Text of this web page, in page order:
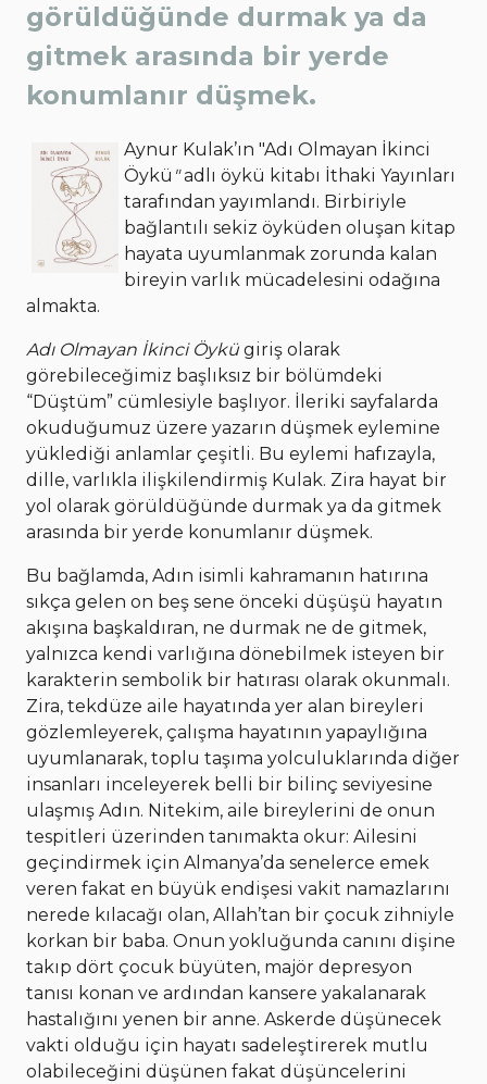
görüldüğünde durmak ya da
gitmek arasında bir yerde
konumlanır düşmek.
Aynur Kulak’ın "Adı Olmayan İkinci
Öykü "adlı öykü kitabı İthaki Yayınları
tarafından yayımlandı. Birbiriyle
bağlantılı sekiz öyküden oluşan kitap
hayata uyumlanmak zorunda kalan
bireyin varlık mücadelesini odağına
almakta.
Adı Olmayan İkinci Öykü giriş olarak
görebileceğimiz başlıksız bir bölümdeki
“Düştüm” cümlesiyle başlıyor. İleriki sayfalarda
okuduğumuz üzere yazarın düşmek eylemine
yüklediği anlamlar çeşitli. Bu eylemi hafızayla,
dille, varlıkla ilişkilendirmiş Kulak. Zira hayat bir
yol olarak görüldüğünde durmak ya da gitmek
arasında bir yerde konumlanır düşmek.
Bu bağlamda, Adın isimli kahramanın hatırına
sıkça gelen on beş sene önceki düşüşü hayatın
akışına başkaldıran, ne durmak ne de gitmek,
yalnızca kendi varlığına dönebilmek isteyen bir
karakterin sembolik bir hatırası olarak okunmalı.
Zira, tekdüze aile hayatında yer alan bireyleri
gözlemleyerek, çalışma hayatının yapaylığına
uyumlanarak, toplu taşıma yolculuklarında diğer
insanları inceleyerek belli bir bilinç seviyesine
ulaşmış Adın. Nitekim, aile bireylerini de onun
tespitleri üzerinden tanımakta okur: Ailesini
geçindirmek için Almanya’da senelerce emek
veren fakat en büyük endişesi vakit namazlarını
nerede kılacağı olan, Allah’tan bir çocuk zihniyle
korkan bir baba. Onun yokluğunda canını dişine
takıp dört çocuk büyüten, majör depresyon
tanısı konan ve ardından kansere yakalanarak
hastalığını yenen bir anne. Askerde düşünecek
vakti olduğu için hayatı sadeleştirerek mutlu
olabileceğini düşünen fakat düşüncelerini